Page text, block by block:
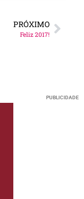
PRÓXIMO
Feliz 2017!
PUBLICIDADE